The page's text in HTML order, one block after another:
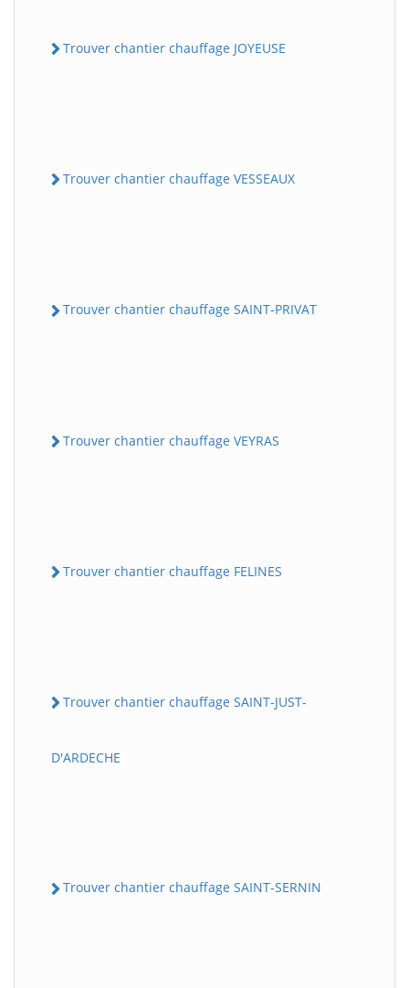
Trouver chantier chauffage JOYEUSE
Trouver chantier chauffage VESSEAUX
Trouver chantier chauffage SAINT-PRIVAT
Trouver chantier chauffage VEYRAS
Trouver chantier chauffage FELINES
Trouver chantier chauffage SAINT-JUST-
D'ARDECHE
Trouver chantier chauffage SAINT-SERNIN